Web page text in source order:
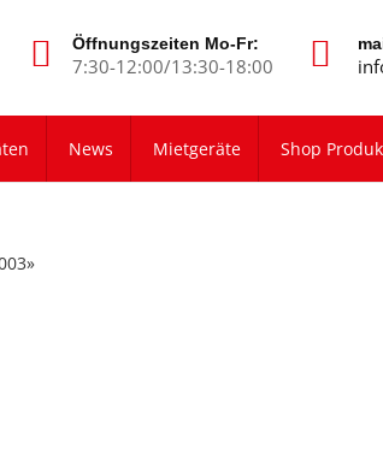
Öffnungszeiten Mo-Fr:
7:30-12:00/13:30-18:00
News Mietgeräte Shop